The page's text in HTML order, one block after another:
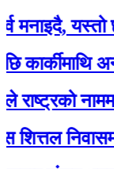
यस्तो छ
नाममा
निवासमा